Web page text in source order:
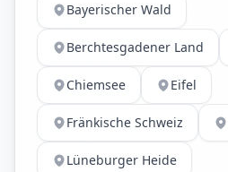
Bayerischer Wald
Berchtesgadener Land
Chiemsee Eifel
Fränkische Schweiz
Lüneburger Heide